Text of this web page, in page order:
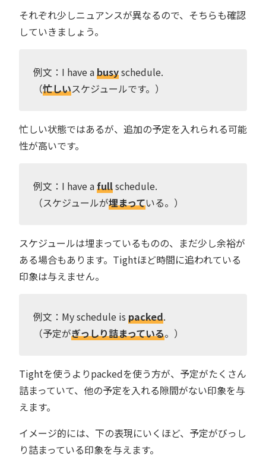
それぞれ少しニュアンスが異なるので、そちらも確認
していきましょう。
例文：I have abusyschedule.
（忙しいスケジュールです。）
忙しい状態ではあるが、追加の予定を入れられる可能
性が高いです。
例文：I have afullschedule.
（スケジュールが埋まっている。）
スケジュールは埋まっているものの、まだ少し余裕が
ある場合もあります。Tightほど時間に追われている
印象は与えません。
例文：My schedule is packed.
（予定がぎっしり詰まっている。）
Tightを使うよりpackedを使う方が、予定がたくさん
詰まっていて、他の予定を入れる隙間がない印象を与
えます。
イメージ的には、下の表現にいくほど、予定がびっし
り詰まっている印象を与えます。